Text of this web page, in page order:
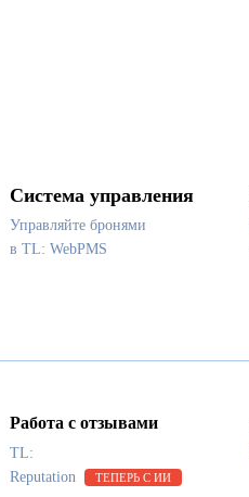
Система управления
Управляйте бронями
в TL: WebPMS
Работа с отзывами
TL:
Reputation
ТЕПЕРЬ С ИИ